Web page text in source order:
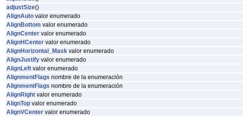
adjustSize()
AlignAuto valor enumerado
AlignBottom valor enumerado
AlignCenter valor enumerado
AlignHCenter valor enumerado
AlignHorizontal_Mask valor enumerado
AlignJustify valor enumerado
AlignLeft valor enumerado
AlignmentFlags nombre de la enumeración
AlignmentFlags nombre de la enumeración
AlignRight valor enumerado
AlignTop valor enumerado
AlignVCenter valor enumerado